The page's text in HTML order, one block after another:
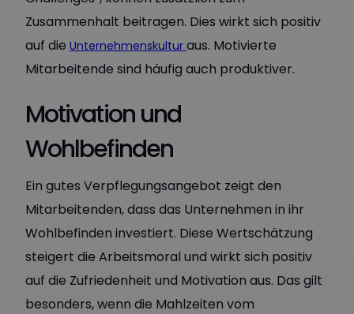
Zusammenhalt beitragen. Dies wirkt sich positiv
auf die Unternehmenskultur aus. Motivierte
Mitarbeitende sind häufig auch produktiver.
Motivation und
Wohlbefinden
Ein gutes Verpflegungsangebot zeigt den
Mitarbeitenden, dass das Unternehmen in ihr
Wohlbefinden investiert. Diese Wertschätzung
steigert die Arbeitsmoral und wirkt sich positiv
auf die Zufriedenheit und Motivation aus. Das gilt
besonders, wenn die Mahlzeiten vom